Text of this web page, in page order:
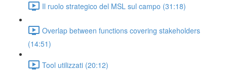
Il ruolo strategico del MSL sul campo (31:18)
Overlap between functions covering stakeholders
(14:51)
Tool utilizzati (20:12)